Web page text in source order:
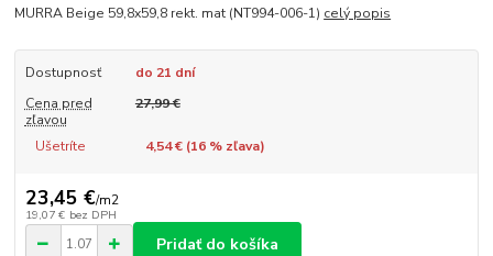
MURRA Beige 59,8x59,8 rekt. mat (NT994-006-1) celý popis
Dostupnosť
do 21 dní
Cena pred
zľavou
27,99 €
Ušetríte 4,54 € (16% zľava)
23,45 €/m2
19,07 € bez DPH
Pridať do košíka